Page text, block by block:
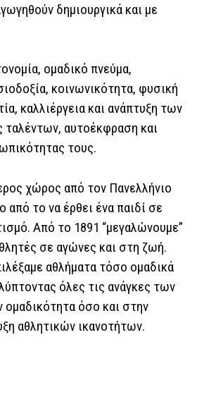
δημιουργικά και με
ομαδικό πνεύμα,
κοινωνικότητα, φυσική
καλλιέργεια και ανάπτυξη των
ταλέντων, αυτοέκφραση και
τους.
χώρος από τον Πανελλήνιο
από το να έρθει ένα παιδί σε
Από το 1891 “μεγαλώνουμε”
σε αγώνες και στη ζωή.
αθλήματα τόσο ομαδικά
όλες τις ανάγκες των
όσο και στην
αθλητικών ικανοτήτων.